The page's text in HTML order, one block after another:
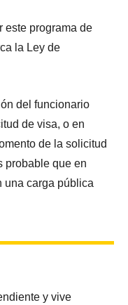
este programa de
la Ley de
del funcionario
de visa, o en
de la solicitud
probable que en
una carga pública
y vive